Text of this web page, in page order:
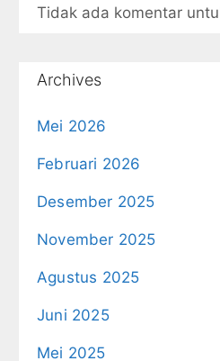
Tidak ada komentar
Archives
Mei 2026
Februari 2026
Desember 2025
November 2025
Agustus 2025
Juni 2025
Mei 2025